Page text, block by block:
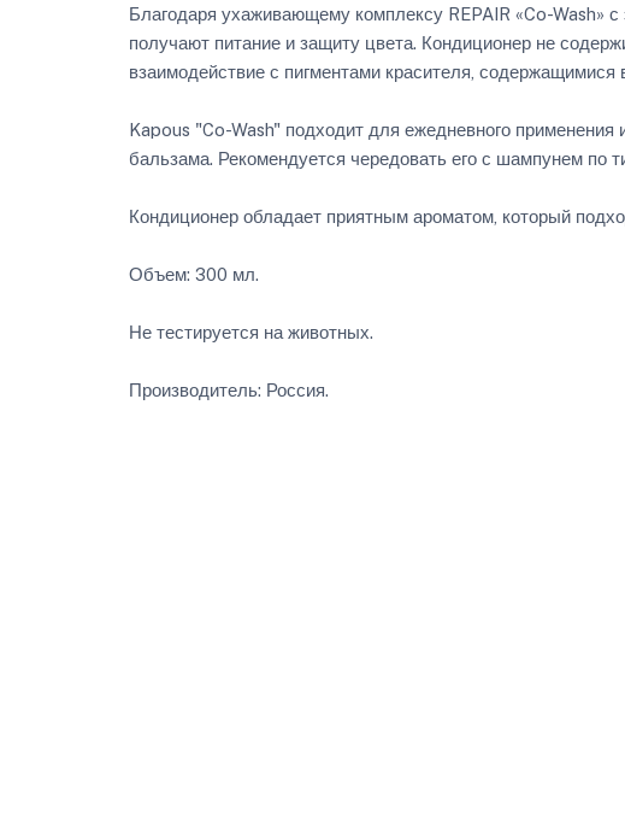
Благодаря ухаживающему комплексу REPAIR «Co-Wash»
получают питание и защиту цвета. Кондиционер не
взаимодействие с пигментами красителя, содержащимися
Kapous "Co-Wash" подходит для ежедневного применения
бальзама. Рекомендуется чередовать его с шампунем по
Кондиционер обладает приятным ароматом, который
Объем: 300 мл.
Не тестируется на животных.
Производитель: Россия.